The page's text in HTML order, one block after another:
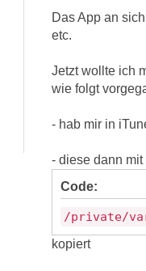
Das App an
etc.
Jetzt wollte ich
wie folgt
- hab mir in
- diese dann
Code:
/private/
kopiert